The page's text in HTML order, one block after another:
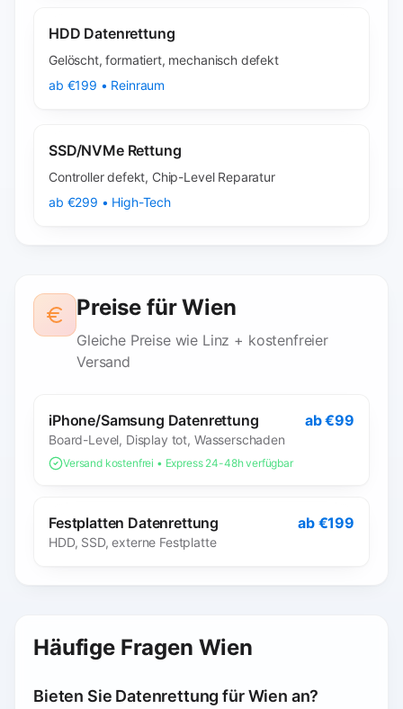
HDD Datenrettung
Gelöscht, formatiert, mechanisch defekt
ab €199 • Reinraum
SSD/NVMe Rettung
Controller defekt, Chip-Level Reparatur
ab €299 • High-Tech
Preise für Wien
Gleiche Preise wie Linz + kostenfreier
Versand
iPhone/Samsung Datenrettung
Board-Level, Display tot, Wasserschaden
ab €99
Versand kostenfrei • Express 24-48h verfügbar
Festplatten Datenrettung
HDD, SSD, externe Festplatte
ab €199
Häufige Fragen Wien
Bieten Sie Datenrettung für Wien an?